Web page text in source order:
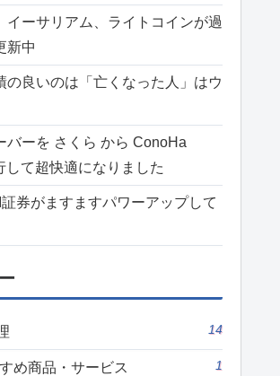
イーサリアム、ライトコインが過
新中
の良いのは「亡くなった人」はウ
バーを さくら から ConoHa
して超快適になりました
証券がますますパワーアップして
14
め商品・サービス 1